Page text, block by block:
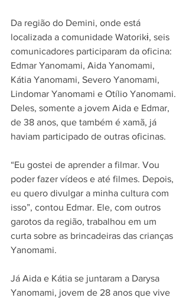
Da região do Demini, onde está
localizada a comunidade Watorikɨ, seis
comunicadores participaram da oficina:
Edmar Yanomami, Aida Yanomami,
Kátia Yanomami, Severo Yanomami,
Lindomar Yanomami e Otílio Yanomami.
Deles, somente a jovem Aida e Edmar,
de 38 anos, que também é xamã, já
haviam participado de outras oficinas.
“Eu gostei de aprender a filmar. Vou
poder fazer vídeos e até filmes. Depois,
eu quero divulgar a minha cultura com
isso”, contou Edmar. Ele, com outros
garotos da região, trabalhou em um
curta sobre as brincadeiras das crianças
Yanomami.
Já Aida e Kátia se juntaram a Darysa
Yanomami, jovem de 28 anos que vive